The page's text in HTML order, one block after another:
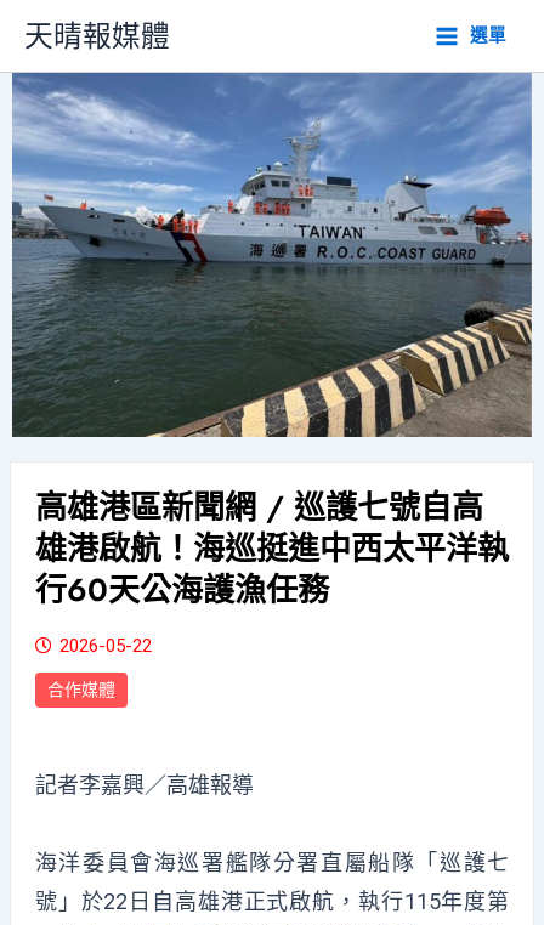
主
要
內
天晴報媒體 選單
高雄港區新聞網 / 巡護七號自高
雄港啟航！海巡挺進中西太平洋執
行60天公海護漁任務
2026-05-22
合作媒體
記者李嘉興／高雄報導
海洋委員會海巡署艦隊分署直屬船隊「巡護七
號」於22日自高雄港正式啟航，執行115年度第